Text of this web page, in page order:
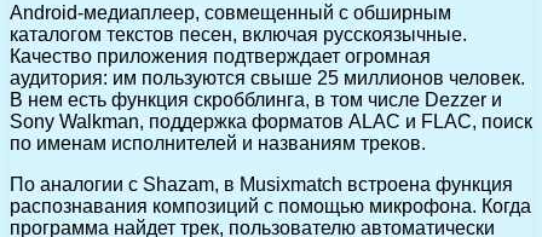
Android-медиаплеер, совмещенный с обширным
каталогом текстов песен, включая русскоязычные.
Качество приложения подтверждает огромная
аудитория: им пользуются свыше 25 миллионов человек.
В нем есть функция скробблинга, в том числе Dezzer и
Sony Walkman, поддержка форматов ALAC и FLAC, поиск
по именам исполнителей и названиям треков.
По аналогии с Shazam, в Musixmatch встроена функция
распознавания композиций с помощью микрофона. Когда
программа найдет трек, пользователю автоматически